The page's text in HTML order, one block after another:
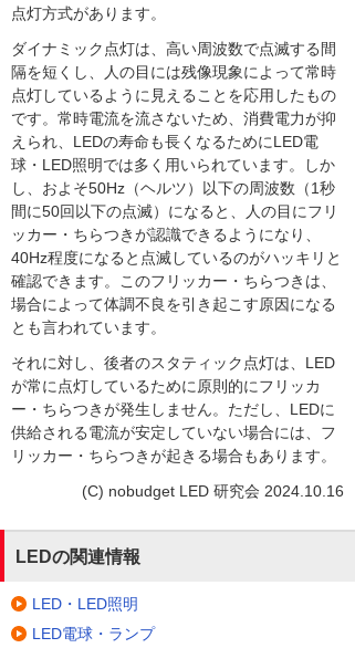
点灯方式があります。
ダイナミック点灯は、高い周波数で点滅する間
隔を短くし、人の目には残像現象によって常時
点灯しているように見えることを応用したもの
です。常時電流を流さないため、消費電力が抑
えられ、LEDの寿命も長くなるためにLED電
球・LED照明では多く用いられています。しか
し、およそ50Hz（ヘルツ）以下の周波数（1秒
間に50回以下の点滅）になると、人の目にフリ
ッカー・ちらつきが認識できるようになり、
40Hz程度になると点滅しているのがハッキリと
確認できます。このフリッカー・ちらつきは、
場合によって体調不良を引き起こす原因になる
とも言われています。
それに対し、後者のスタティック点灯は、LED
が常に点灯しているために原則的にフリッカ
ー・ちらつきが発生しません。ただし、LEDに
供給される電流が安定していない場合には、フ
リッカー・ちらつきが起きる場合もあります。
(C) nobudget LED 研究会 2024.10.16
LEDの関連情報
LED・LED照明
LED電球・ランプ